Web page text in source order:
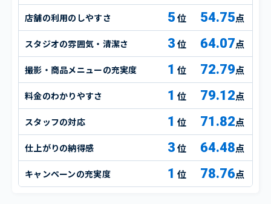
店舗の利用のしやすさ 5 54.75点
スタジオの雰囲気・清潔さ 3 64.07点
撮影・商品メニューの充実度 1 72.79点
料金のわかりやすさ 1 79.12点
スタッフの対応 1 71.82点
仕上がりの納得感 3 64.48点
キャンペーンの充実度 1 78.76点